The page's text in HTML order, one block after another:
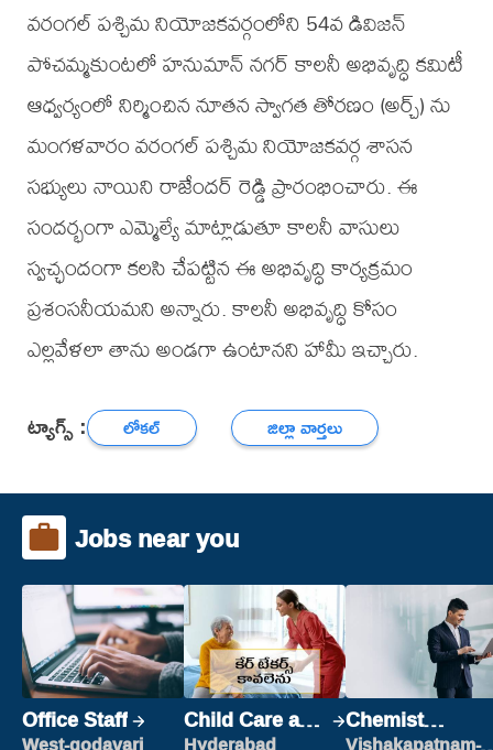
వరంగల్ పశ్చిమ నియోజకవర్గంలోని 54వ డివిజన్
పోచమ్మకుంటలో హనుమాన్ నగర్ కాలనీ అభివృద్ధి కమిటీ
ఆధ్వర్యంలో నిర్మించిన నూతన స్వాగత తోరణం (అర్చ్) ను
మంగళవారం వరంగల్ పశ్చిమ నియోజకవర్గ శాసన
సభ్యులు నాయిని రాజేందర్ రెడ్డి ప్రారంభించారు. ఈ
సందర్భంగా ఎమ్మెల్యే మాట్లాడుతూ కాలనీ వాసులు
స్వచ్ఛందంగా కలసి చేపట్టిన ఈ అభివృద్ధి కార్యక్రమం
ప్రశంసనీయమని అన్నారు. కాలనీ అభివృద్ధి కోసం
ఎల్లవేళలా తాను అండగా ఉంటానని హామీ ఇచ్చారు.
ట్యాగ్స్ : లోకల్ జిల్లా వార్తలు
Jobs near you
Office Staff Child Care and Chemist